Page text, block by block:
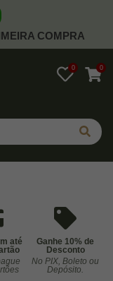
COMPRA
0 0
até
Ganhe 10% de
Desconto
No PIX, Boleto ou
Depósito.